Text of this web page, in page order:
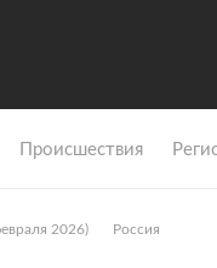
Происшествия
2026) Россия